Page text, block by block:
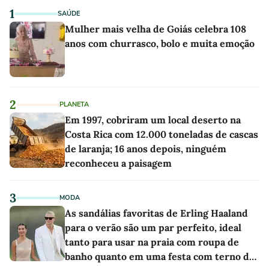
1 SAÚDE
Mulher mais velha de Goiás celebra 108
anos com churrasco, bolo e muita emoção
2 PLANETA
Em 1997, cobriram um local deserto na
Costa Rica com 12.000 toneladas de cascas
de laranja; 16 anos depois, ninguém
reconheceu a paisagem
3 MODA
As sandálias favoritas de Erling Haaland
para o verão são um par perfeito, ideal
tanto para usar na praia com roupa de
banho quanto em uma festa com terno de